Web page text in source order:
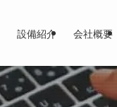
設備紹介 会社概要